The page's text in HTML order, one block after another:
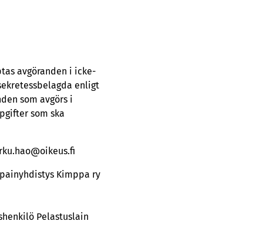
avgöranden i icke-
enligt
som avgörs i
som ska
Kimppa ry
Pelastuslain